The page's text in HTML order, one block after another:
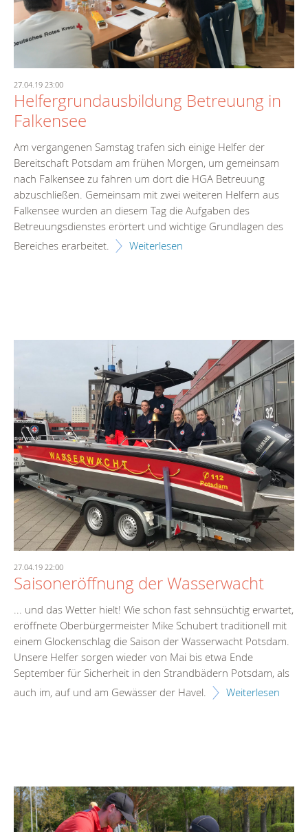
27.04.19 23:00
Helfergrundausbildung Betreuung in
Falkensee
Am vergangenen Samstag trafen sich einige Helfer der
Bereitschaft Potsdam am frühen Morgen, um gemeinsam
nach Falkensee zu fahren um dort die HGA Betreuung
abzuschließen. Gemeinsam mit zwei weiteren Helfern aus
Falkensee wurden an diesem Tag die Aufgaben des
Betreuungsdienstes erörtert und wichtige Grundlagen des
Bereiches erarbeitet.
Weiterlesen
27.04.19 22:00
Saisoneröffnung der Wasserwacht
... und das Wetter hielt! Wie schon fast sehnsüchtig erwartet,
eröffnete Oberbürgermeister Mike Schubert traditionell mit
einem Glockenschlag die Saison der Wasserwacht Potsdam.
Unsere Helfer sorgen wieder von Mai bis etwa Ende
September für Sicherheit in den Strandbädern Potsdam, als
auch im, auf und am Gewässer der Havel.
Weiterlesen